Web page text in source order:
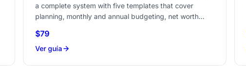
a complete system with five templates that cover
planning, monthly and annual budgeting, net worth
$79
Ver guía